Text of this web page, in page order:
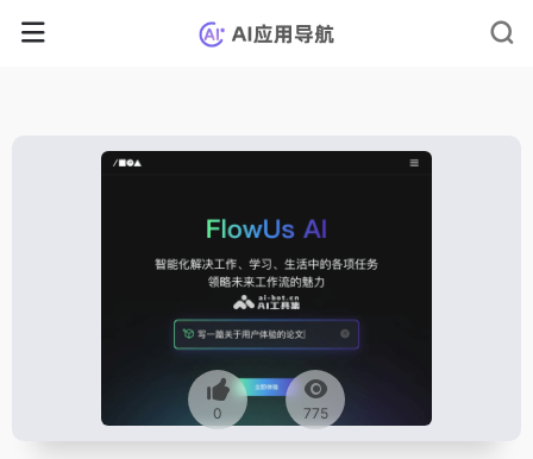
0 775